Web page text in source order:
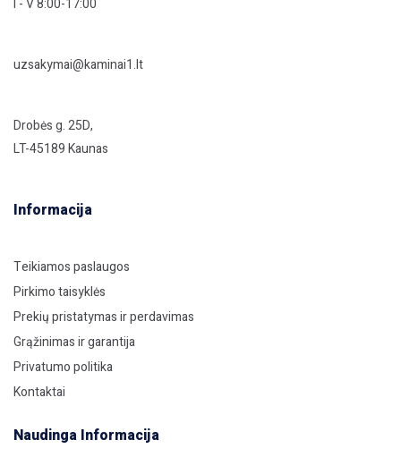
I - V 8:00-17:00
uzsakymai@kaminai1.lt
Drobės g. 25D,
LT-45189 Kaunas
Informacija
Teikiamos paslaugos
Pirkimo taisyklės
Prekių pristatymas ir perdavimas
Grąžinimas ir garantija
Privatumo politika
Kontaktai
Naudinga Informacija